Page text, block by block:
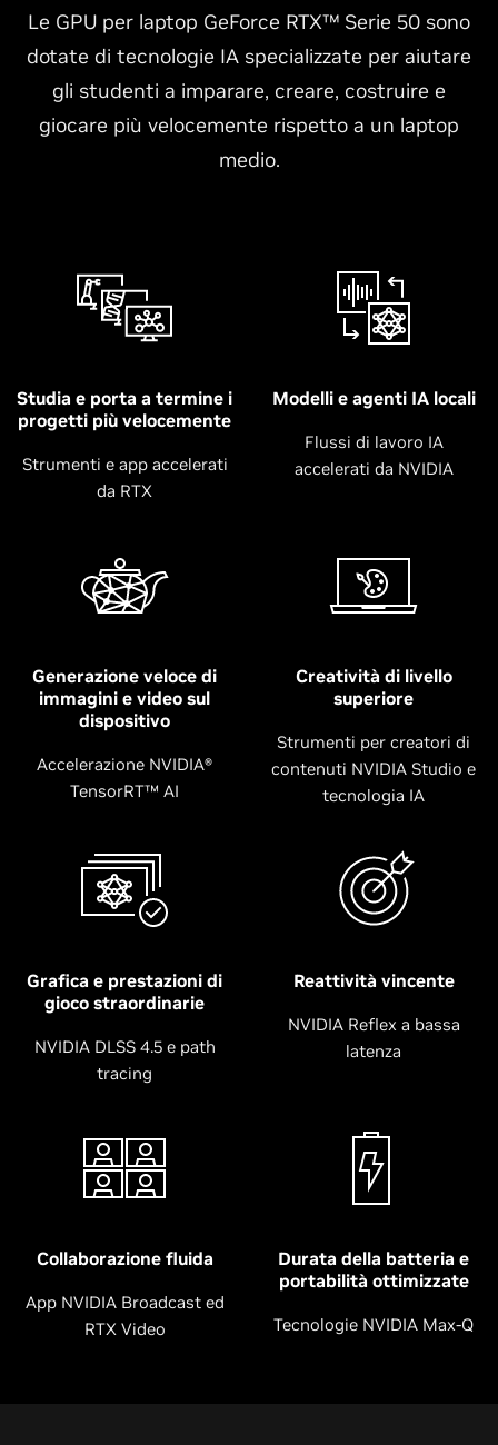
Le GPU per laptop GeForce RTX™ Serie 50 sono
dotate di tecnologie IA specializzate per aiutare
gli studenti a imparare, creare, costruire e
giocare più velocemente rispetto a un laptop
medio.
Studia e porta a termine i
progetti più velocemente
Strumenti e app accelerati
da RTX
Modelli e agenti IA locali
Flussi di lavoro IA
accelerati da NVIDIA
Generazione veloce di
immagini e video sul
dispositivo
Accelerazione NVIDIA®
TensorRT™ AI
Creatività di livello
superiore
Strumenti per creatori di
contenuti NVIDIA Studio e
tecnologia IA
Grafica e prestazioni di
gioco straordinarie
NVIDIA DLSS 4.5 e path
tracing
Reattività vincente
NVIDIA Reflex a bassa
latenza
Collaborazione fluida
App NVIDIA Broadcast ed
RTX Video
Durata della batteria e
portabilità ottimizzate
Tecnologie NVIDIA Max-Q